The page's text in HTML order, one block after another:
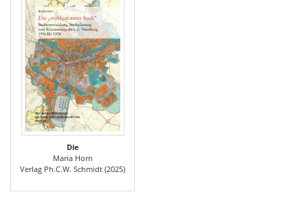
Die
Maria Horn
Verlag Ph.C.W. Schmidt (2025)